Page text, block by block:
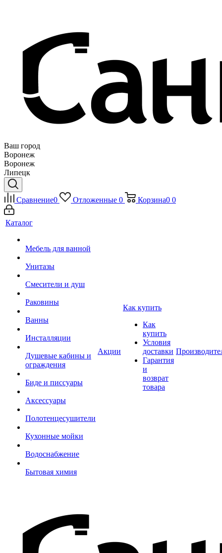
Ваш город
Воронеж
Воронеж
Липецк
Сравнение0 Отложенные 0 Корзина0 0
Каталог
Мебель для ванной
Унитазы
Смесители и душ
Раковины
Ванны
Инсталляции
Душевые кабины и
ограждения
Биде и писсуары
Аксессуары
Полотенцесушители
Кухонные мойки
Водоснабжение
Бытовая химия
Акции
Как купить
Как
купить
Условия
доставки
Гарантия
и
возврат
товара